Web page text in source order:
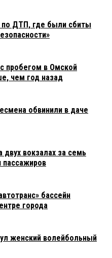
по ДТП, где были сбиты
пробегом в Омской
чем год назад
обвинили в даче
вокзалах за семь
пассажиров
бассейн
города
женский волейбольный